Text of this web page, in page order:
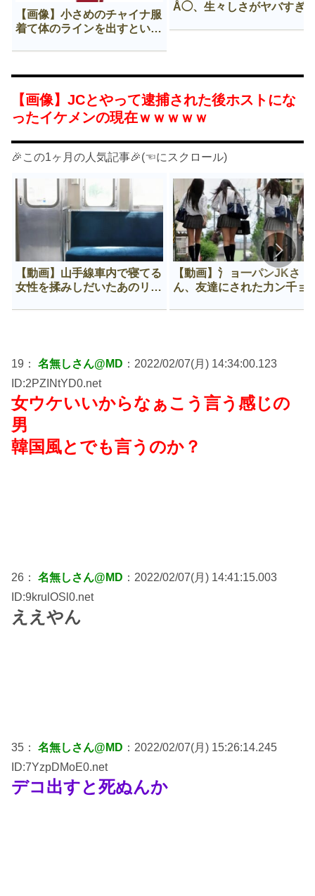
【画像】小さめのチャイナ服
着て体のラインを出すという
Å◯、生々しさがヤバすぎ
【画像】JCとやって逮捕された後ホストにな
ったイケメンの現在ｗｗｗｗｗ
🎉この1ヶ月の人気記事🎉(☜にスクロール)
【動画】山手線車内で寝てる
女性を揉みしだいたあのリー
【動画】氵ョ一パンJKさ
ん、友達にされた力ン千ョ
19： 名無しさん@MD ：2022/02/07(月) 14:34:00.123
ID:2PZINtYD0.net
女ウケいいからなぁこう言う感じの
男
韓国風とでも言うのか？
26： 名無しさん@MD ：2022/02/07(月) 14:41:15.003
ID:9krulOSl0.net
ええやん
35： 名無しさん@MD ：2022/02/07(月) 15:26:14.245
ID:7YzpDMoE0.net
デコ出すと死ぬんか